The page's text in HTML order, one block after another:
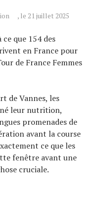
, le 21 juillet 2025
que 154 des
en France pour
de France Femmes
de Vannes, les
leur nutrition,
promenades de
avant la course
ce que les
fenêtre avant une
cruciale.